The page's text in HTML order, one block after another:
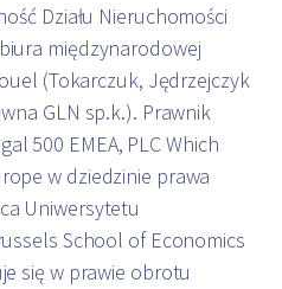
Działu Nieruchomości
międzynarodowej
(Tokarczuk, Jędrzejczyk
GLN sp.k.). Prawnik
500 EMEA, PLC Which
w dziedzinie prawa
Uniwersytetu
School of Economics
się w prawie obrotu